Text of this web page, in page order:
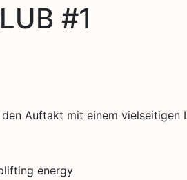
#1
Auftakt mit einem
energy